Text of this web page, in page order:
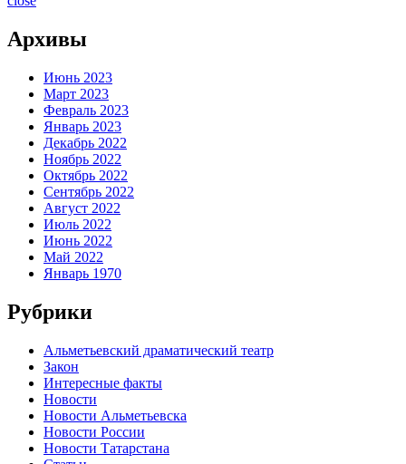
Архивы
Июнь 2023
Март 2023
Февраль 2023
Январь 2023
Декабрь 2022
Ноябрь 2022
Октябрь 2022
Сентябрь 2022
Август 2022
Июль 2022
Июнь 2022
Май 2022
Январь 1970
Рубрики
Альметьевский драматический театр
Закон
Интересные факты
Новости
Новости Альметьевска
Новости России
Новости Татарстана